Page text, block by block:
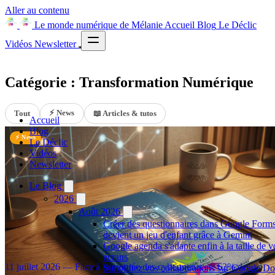
Aller au contenu
Le monde numérique de Mélanie Accueil Blog Le Déclic
Vidéos Newsletter
Accueil
Blog
Le Déclic
Vidéos
Newsletter
Le Blog
2026
Août 2026
Créer des questionnaires dans Google
devient un jeu d'enfant grâce à Gemini
Google agenda s'adapte enfin à la taille de
écrans
Simplifiez vos collaborations sur Google
Catégorie : Transformation Numérique
Tout ⚡ News 📖 Articles & tutos
⚡ News
Pourquoi la directive NIS 2 ne suffit déjà plus aux
entreprises françaises
11 juillet 2026 — Face à la montée des cybermenaces, 62% des